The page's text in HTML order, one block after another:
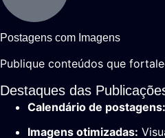
Postagens com Imagens
Publique conteúdos que
Destaques das
Calendário de postagens:
Imagens otimizadas: